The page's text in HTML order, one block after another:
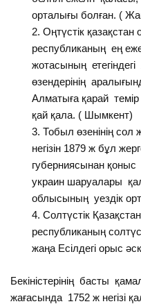
орталығы болған. (
Оңтүстік
республиканың ең
жотасының
өзендерінің
Алматыға қарай
қай қала. ( Шымкент)
Тобыл өзенінің
негізін 1879 ж бұл
губерниясынан
украин шаруалары
облысының уездік
Солтүстік
республиканың
жаңа Есілдегі орыс
Бекіністерінің басты
жағасында 1752 ж негізі